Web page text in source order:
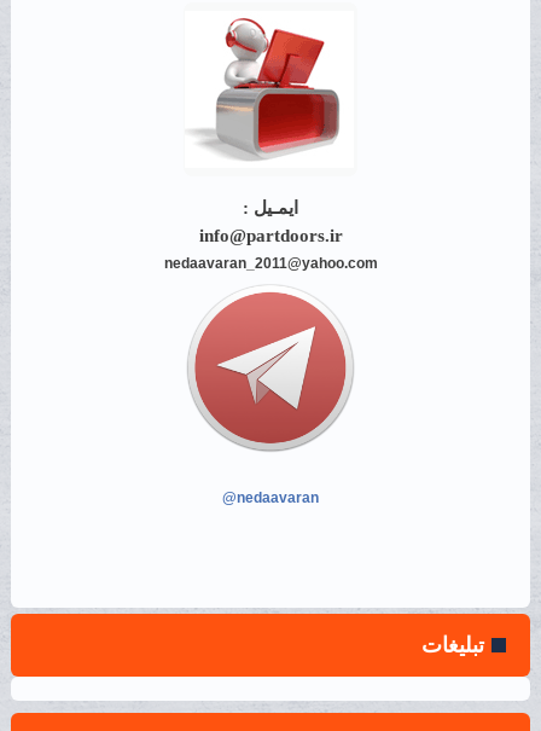
ایمـیل :
info@partdoors.ir
nedaavaran_2011@yahoo.com
@nedaavaran
تبلیغات